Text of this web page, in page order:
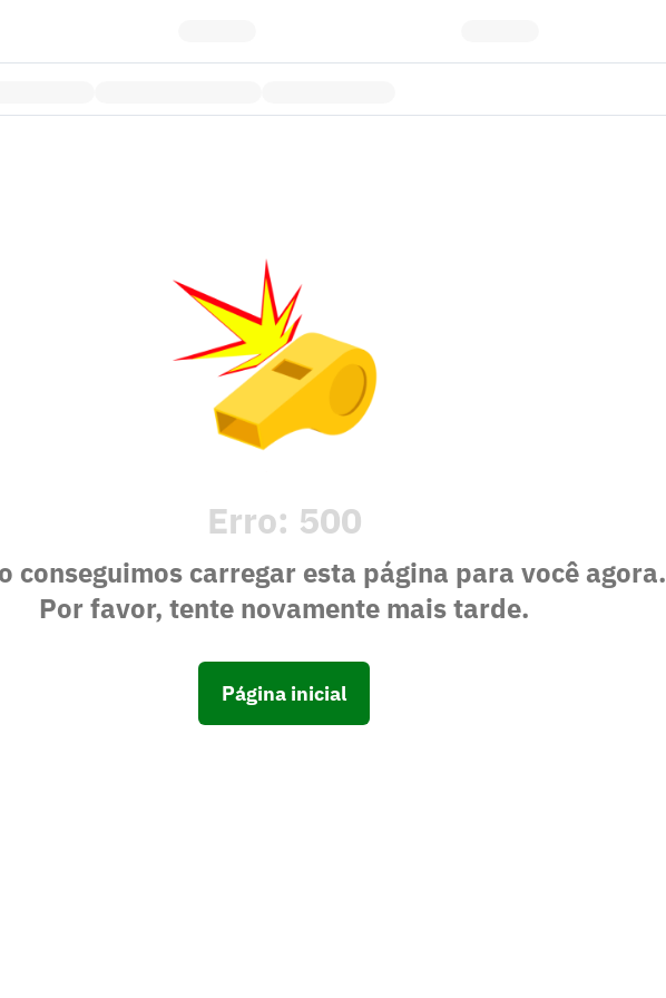
Erro: 500
conseguimos carregar esta página para você agora.
Por favor, tente novamente mais tarde.
Página inicial